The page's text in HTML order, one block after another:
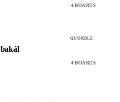
4 BOARDS
QUORDLE
bakál
4 BOARDS